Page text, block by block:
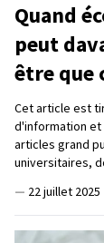
Quand
peut
être que
Cet article est
d'information et
articles grand
universitaires,
— 22 juillet 2025